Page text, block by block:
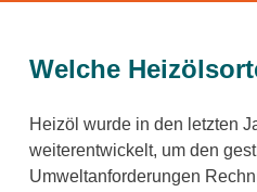
Welche
Heizöl wurde in den letzten
weiterentwickelt, um den
Umweltanforderungen